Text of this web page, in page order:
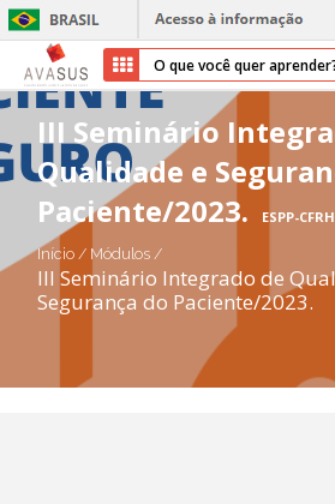
Cursos
Sobre nós
Transparência
III Seminário
Qualidade e
Paciente/2023.
ESPP-
Início / Módulos/
III Seminário Integrado de
Segurança do Paciente/2023.